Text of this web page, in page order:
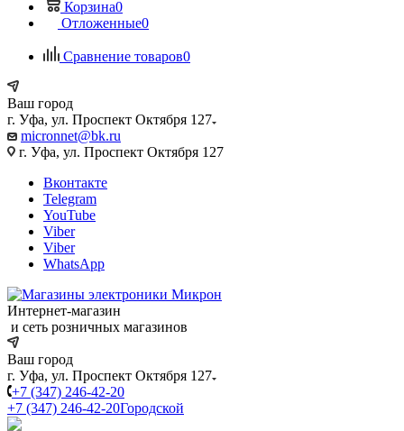
Корзина0
Отложенные0
Сравнение товаров0
Ваш город
г. Уфа, ул. Проспект Октября 127
micronnet@bk.ru
г. Уфа, ул. Проспект Октября 127
Вконтакте
Telegram
YouTube
Viber
Viber
WhatsApp
Интернет-магазин
и сеть розничных магазинов
Ваш город
г. Уфа, ул. Проспект Октября 127
+7 (347) 246-42-20
+7 (347) 246-42-20Городской